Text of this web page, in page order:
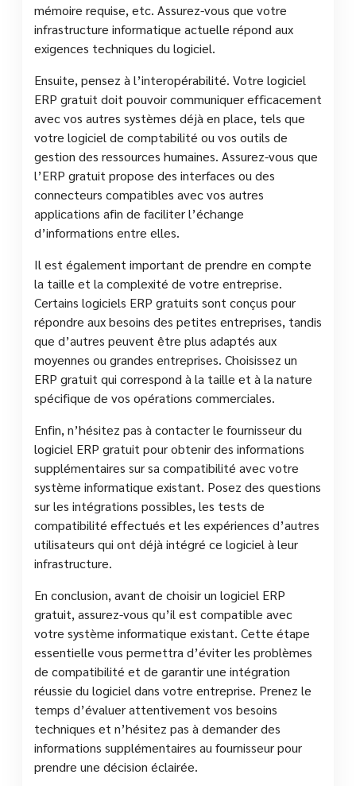
mémoire requise, etc. Assurez-vous que votre
infrastructure informatique actuelle répond aux
exigences techniques du logiciel.
Ensuite, pensez à l’interopérabilité. Votre logiciel
ERP gratuit doit pouvoir communiquer efficacement
avec vos autres systèmes déjà en place, tels que
votre logiciel de comptabilité ou vos outils de
gestion des ressources humaines. Assurez-vous que
l’ERP gratuit propose des interfaces ou des
connecteurs compatibles avec vos autres
applications afin de faciliter l’échange
d’informations entre elles.
Il est également important de prendre en compte
la taille et la complexité de votre entreprise.
Certains logiciels ERP gratuits sont conçus pour
répondre aux besoins des petites entreprises, tandis
que d’autres peuvent être plus adaptés aux
moyennes ou grandes entreprises. Choisissez un
ERP gratuit qui correspond à la taille et à la nature
spécifique de vos opérations commerciales.
Enfin, n’hésitez pas à contacter le fournisseur du
logiciel ERP gratuit pour obtenir des informations
supplémentaires sur sa compatibilité avec votre
système informatique existant. Posez des questions
sur les intégrations possibles, les tests de
compatibilité effectués et les expériences d’autres
utilisateurs qui ont déjà intégré ce logiciel à leur
infrastructure.
En conclusion, avant de choisir un logiciel ERP
gratuit, assurez-vous qu’il est compatible avec
votre système informatique existant. Cette étape
essentielle vous permettra d’éviter les problèmes
de compatibilité et de garantir une intégration
réussie du logiciel dans votre entreprise. Prenez le
temps d’évaluer attentivement vos besoins
techniques et n’hésitez pas à demander des
informations supplémentaires au fournisseur pour
prendre une décision éclairée.